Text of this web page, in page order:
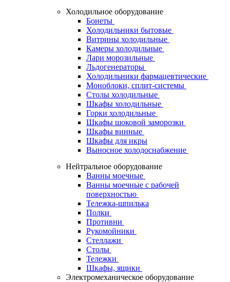
Холодильное оборудование
Бонеты
Холодильники бытовые
Витрины холодильные
Камеры холодильные
Лари морозильные
Льдогенераторы
Холодильники фармацевтические
Моноблоки, сплит-системы
Столы холодильные
Шкафы холодильные
Горки холодильные
Шкафы шоковой заморозки
Шкафы винные
Шкафы для икры
Выносное холодоснабжение
Нейтральное оборудование
Ванны моечные
Ванны моечные с рабочей
поверхностью
Тележка-шпилька
Полки
Противни
Рукомойники
Стеллажи
Столы
Тележки
Шкафы, ящики
Электромеханическое оборудование